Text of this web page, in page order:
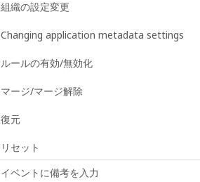
組織の設定変更
Changing application metadata settings
ルールの有効/無効化
マージ/マージ解除
復元
リセット
イベントに備考を入力